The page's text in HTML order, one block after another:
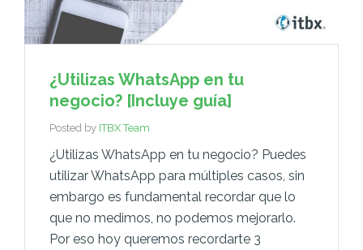
¿Utilizas WhatsApp en tu
negocio? [Incluye guía]
Posted by ITBX Team
¿Utilizas WhatsApp en tu negocio? Puedes
utilizar WhatsApp para múltiples casos, sin
embargo es fundamental recordar que lo
que no medimos, no podemos mejorarlo.
Por eso hoy queremos recordarte 3